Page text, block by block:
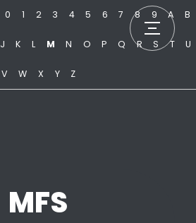
0 1 2 3 4 5 6 7 8 9 A B
J K L M N O P Q R S T U
V W X Y Z
MFS